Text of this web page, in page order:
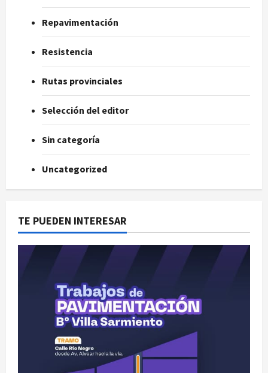
Repavimentación
Resistencia
Rutas provinciales
Selección del editor
Sin categoría
Uncategorized
TE PUEDEN INTERESAR